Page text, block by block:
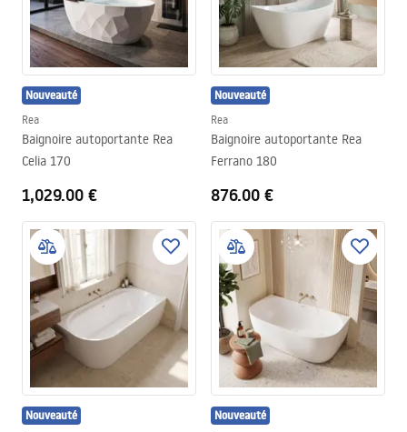
baignoires ovales à la mode gagnent aussi en popularité auprès
des clients.
Nouveauté
Rea
Baignoire autoportante Rea
Celia 170
1,029.00 €
Nouveauté
Rea
Baignoire autoportante Rea
Ferrano 180
876.00 €
Nouveauté Nouveauté